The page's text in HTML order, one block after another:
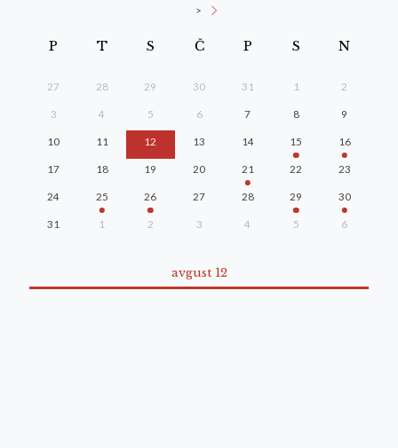
>
P T S Č P S N
27 28 29 30 31 1 2
3 4 5 6 7 8 9
10 11 12 13 14 15 16
17 18 19 20 21 22 23
24 25 26 27 28 29 30
31 1 2 3 4 5 6
avgust 12